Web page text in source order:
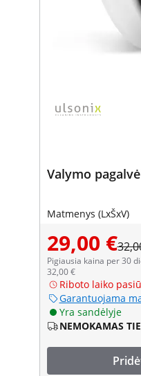
Valymo
Matmenys (LxŠxV)
29,00 €
Pigiausia kaina per 30
32,00 €
Riboto laiko
Garantuojama
Yra sandėlyje
NEMOKAMAS